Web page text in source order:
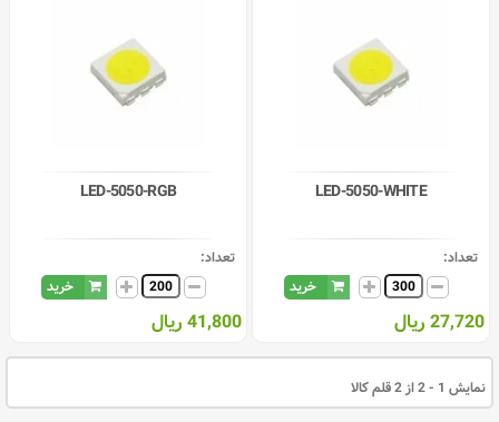
LED-5050-WHITE
تعداد:
خرید
27,720 ریال
LED-5050-RGB
تعداد:
خرید
41,800 ریال
نمایش 1 - 2 از 2 قلم کالا